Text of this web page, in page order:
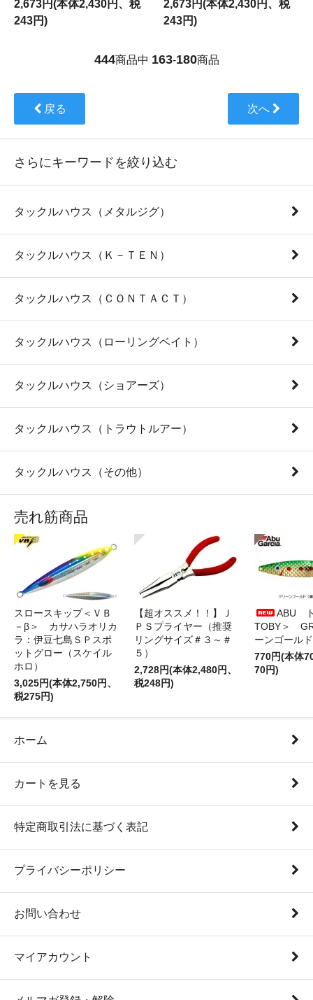
2,673円(本体2,430円、税
243円)
2,673円(本体2,430円、税
243円)
444商品中 163-180商品
戻る 次へ
さらにキーワードを絞り込む
タックルハウス（メタルジグ）
タックルハウス（Ｋ－ＴＥＮ）
タックルハウス（ＣＯＮＴＡＣＴ）
タックルハウス（ローリングベイト）
タックルハウス（ショアーズ）
タックルハウス（トラウトルアー）
タックルハウス（その他）
売れ筋商品
スロースキップ＜ＶＢ
－β＞ カサハラオリカ
ラ：伊豆七島ＳＰスポ
ットグロー（スケイル
ホロ）
3,025円(本体2,750円、
税275円)
【超オススメ！！】Ｊ
ＰＳプライヤー（推奨
リングサイズ＃３～＃
５）
2,728円(本体2,480円、
税248円)
ABU
TOBY＞
ーンゴールド
770円(本体
70円)
ホーム
カートを見る
特定商取引法に基づく表記
プライバシーポリシー
お問い合わせ
マイアカウント